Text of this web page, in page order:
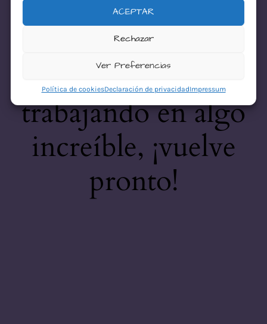
ACEPTAR
Rechazar
Ver Preferencias
Política de cookiesDeclaración de privacidadImpressum
¡Disculpa este
desastre! Estamos
trabajando en algo
increíble, ¡vuelve
pronto!